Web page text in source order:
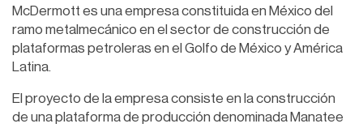
McDermott es una empresa constituida en México del
ramo metalmecánico en el sector de construcción de
plataformas petroleras en el Golfo de México y América
Latina.
El proyecto de la empresa consiste en la construcción
de una plataforma de producción denominada Manatee